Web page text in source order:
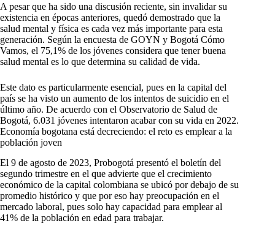
A pesar que ha sido una discusión reciente, sin invalidar su
existencia en épocas anteriores, quedó demostrado que la
salud mental y física es cada vez más importante para esta
generación. Según la encuesta de GOYN y Bogotá Cómo
Vamos, el 75,1% de los jóvenes considera que tener buena
salud mental es lo que determina su calidad de vida.
Este dato es particularmente esencial, pues en la capital del
país se ha visto un aumento de los intentos de suicidio en el
último año. De acuerdo con el Observatorio de Salud de
Bogotá, 6.031 jóvenes intentaron acabar con su vida en 2022.
Economía bogotana está decreciendo: el reto es emplear a la
población joven
El 9 de agosto de 2023, Probogotá presentó el boletín del
segundo trimestre en el que advierte que el crecimiento
económico de la capital colombiana se ubicó por debajo de su
promedio histórico y que por eso hay preocupación en el
mercado laboral, pues solo hay capacidad para emplear al
41% de la población en edad para trabajar.